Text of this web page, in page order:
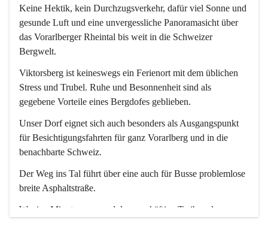
Keine Hektik, kein Durchzugsverkehr, dafür viel Sonne und
gesunde Luft und eine unvergessliche Panoramasicht über
das Vorarlberger Rheintal bis weit in die Schweizer
Bergwelt.
Viktorsberg ist keineswegs ein Ferienort mit dem üblichen
Stress und Trubel. Ruhe und Besonnenheit sind als
gegebene Vorteile eines Bergdofes geblieben.
Unser Dorf eignet sich auch besonders als Ausgangspunkt
für Besichtigungsfahrten für ganz Vorarlberg und in die
benachbarte Schweiz.
Der Weg ins Tal führt über eine auch für Busse problemlose
breite Asphaltstraße.
Wenige Minuten nur, und das geschäftige Treiben der